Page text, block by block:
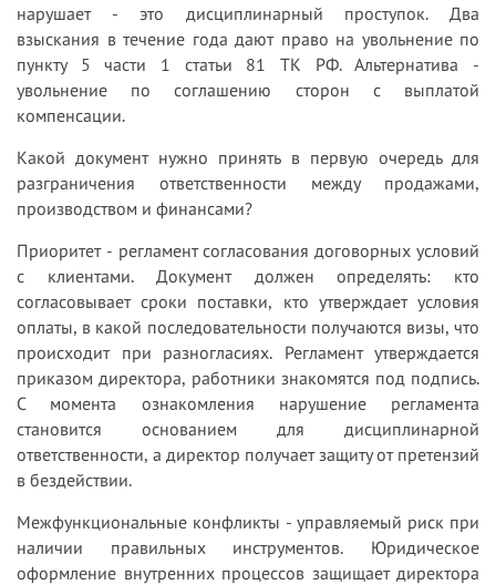
нарушает - это дисциплинарный проступок. Два
взыскания в течение года дают право на увольнение по
пункту 5 части 1 статьи 81 ТК РФ. Альтернатива -
увольнение по соглашению сторон с выплатой
компенсации.
Какой документ нужно принять в первую очередь для
разграничения ответственности между продажами,
производством и финансами?
Приоритет - регламент согласования договорных условий
с клиентами. Документ должен определять: кто
согласовывает сроки поставки, кто утверждает условия
оплаты, в какой последовательности получаются визы, что
происходит при разногласиях. Регламент утверждается
приказом директора, работники знакомятся под подпись.
С момента ознакомления нарушение регламента
становится основанием для дисциплинарной
ответственности, а директор получает защиту от претензий
в бездействии.
Межфункциональные конфликты - управляемый риск при
наличии правильных инструментов. Юридическое
оформление внутренних процессов защищает директора